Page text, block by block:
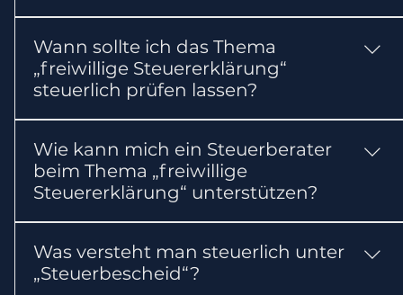
Lohnsteuerbescheinigung und abziehbare
Kosten bereithalten. Abhängig vom Einzelfall
können weitere Nachweise erforderlich sein.
Wann sollte ich das Thema
„freiwillige Steuererklärung“
steuerlich prüfen lassen?
in jedem Fall vor wichtigen Entscheidungen
oder gesetzlichen Fristen prüfen. So können
steuerliche Nachteile vermieden werden.
Wie kann mich ein Steuerberater
beim Thema „freiwillige
Steuererklärung“ unterstützen?
und steuerlichen Folgen prüfen, die benötigten
Unterlagen zusammenstellen und erforderliche
Was versteht man steuerlich unter
„Steuerbescheid“?